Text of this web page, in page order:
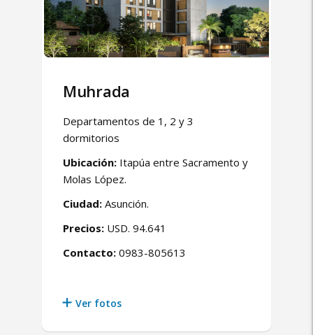
Muhrada
Departamentos de 1, 2 y 3
dormitorios
Ubicación: Itapúa entre Sacramento y
Molas López.
Ciudad: Asunción.
Precios: USD. 94.641
Contacto: 0983-805613
Ver fotos